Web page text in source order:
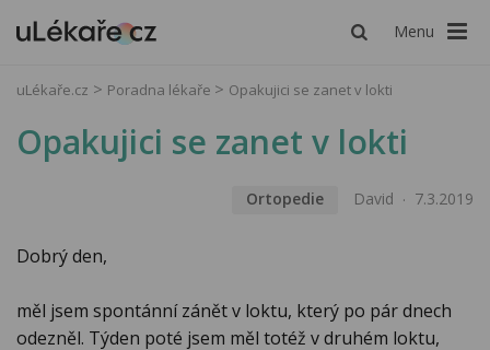
Menu
uLékaře.cz Poradna lékaře Opakujici se zanet v lokti
Opakujici se zanet v lokti
Ortopedie David 7.3.2019
Dobrý den,
měl jsem spontánní zánět v loktu, který po pár dnech
odezněl. Týden poté jsem měl totéž v druhém loktu,